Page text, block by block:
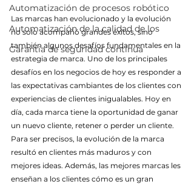
Automatización de procesos robótico
Automatización de la calidad de los
Garantía de seguridad continua
Las marcas han evolucionado y la evolución
no solo acompañó grandes éxitos, sino
también algunos desafíos fundamentales en la
estrategia de marca. Uno de los principales
desafíos en los negocios de hoy es responder a
las expectativas cambiantes de los clientes con
experiencias de clientes inigualables. Hoy en
día, cada marca tiene la oportunidad de ganar
un nuevo cliente, retener o perder un cliente.
Para ser precisos, la evolución de la marca
resultó en clientes más maduros y con
mejores ideas. Además, las mejores marcas les
enseñan a los clientes cómo es un gran